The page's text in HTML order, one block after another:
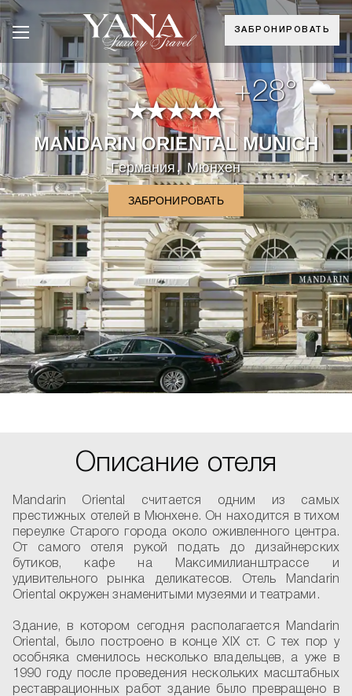
ЗАБРОНИРОВАТЬ
+28°
MANDARIN ORIENTAL MUNICH
Германия, Мюнхен
ЗАБРОНИРОВАТЬ
Описание отеля
Mandarin Oriental считается одним из самых
престижных отелей в Мюнхене. Он находится в тихом
переулке Старого города около оживленного центра.
От самого отеля рукой подать до дизайнерских
бутиков, кафе на Максимилианштрассе и
удивительного рынка деликатесов. Отель Mandarin
Oriental окружен знаменитыми музеями и театрами.
Здание, в котором сегодня располагается Mandarin
Oriental, было построено в конце XIX ст. С тех пор у
особняка сменилось несколько владельцев, а уже в
1990 году после проведения нескольких масштабных
реставрационных работ здание было превращено в